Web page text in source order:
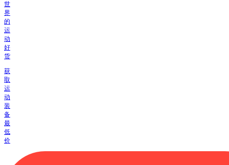
世
界
的
运
动
好
货
获
取
运
动
装
备
最
低
价